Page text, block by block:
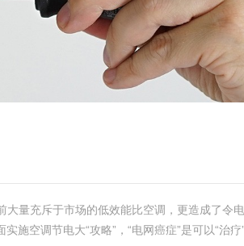
量充斥于市场的低效能比空调，更造成了令
空调节电大“攻略”，“电网癌症”是可以“治疗”